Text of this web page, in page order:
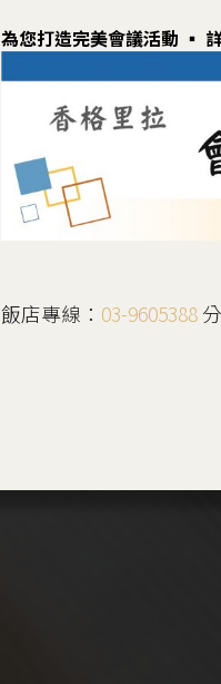
為您打造完美會議活動 ▪︎
飯店專線： 03-9605388